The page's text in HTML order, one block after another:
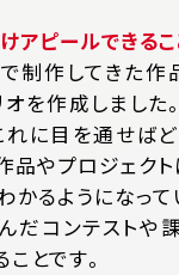
アピールできるこ
制作してきた作
オを作成しまし
れに目を通せばど
品やプロジェクト
かるようになっ
だコンテストや
とです。